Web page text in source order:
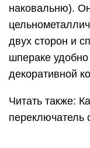
наковальню).
двух сторон и
шпераке
декоративной
Читать также:
переключатель